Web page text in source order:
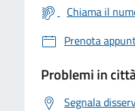
Chiama il
Prenota
Problemi in
Segnala